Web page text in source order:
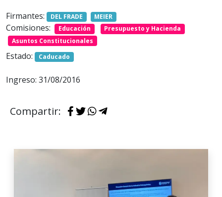
Firmantes:
DEL FRADE MEIER
Comisiones: Educación
Presupuesto y Hacienda
Asuntos Constitucionales
Estado: Caducado
Ingreso: 31/08/2016
Compartir: